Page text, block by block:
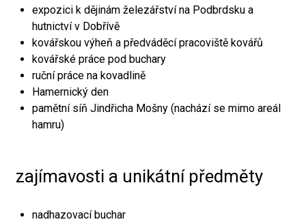
expozici k dějinám železářství na Podbrdsku a
hutnictví v Dobřívě
kovářskou výheň a předváděcí pracoviště kovářů
kovářské práce pod buchary
ruční práce na kovadlině
Hamernický den
pamětní síň Jindřicha Mošny (nachází se mimo areál
hamru)
zajímavosti a unikátní předměty
nadhazovací buchar